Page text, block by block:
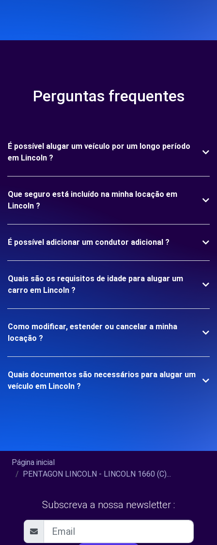
Perguntas frequentes
É possível alugar um veículo por um longo período
em Lincoln ?
Que seguro está incluído na minha locação em
Lincoln ?
É possível adicionar um condutor adicional ?
Quais são os requisitos de idade para alugar um
carro em Lincoln ?
Como modificar, estender ou cancelar a minha
locação ?
Quais documentos são necessários para alugar um
veículo em Lincoln ?
Página inicial
PENTAGON LINCOLN - LINCOLN 1660 (C)...
Subscreva a nossa newsletter :